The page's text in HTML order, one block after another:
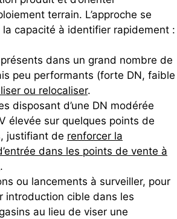
terrain. L’approche se
capacité à identifier rapidement :
dans un grand nombre de
peu performants (forte DN, faible
ou relocaliser.
disposant d’une DN modérée
élevée sur quelques points de
justifiant de renforcer la
dans les points de vente à
.
ou lancements à surveiller, pour
introduction cible dans les
au lieu de viser une